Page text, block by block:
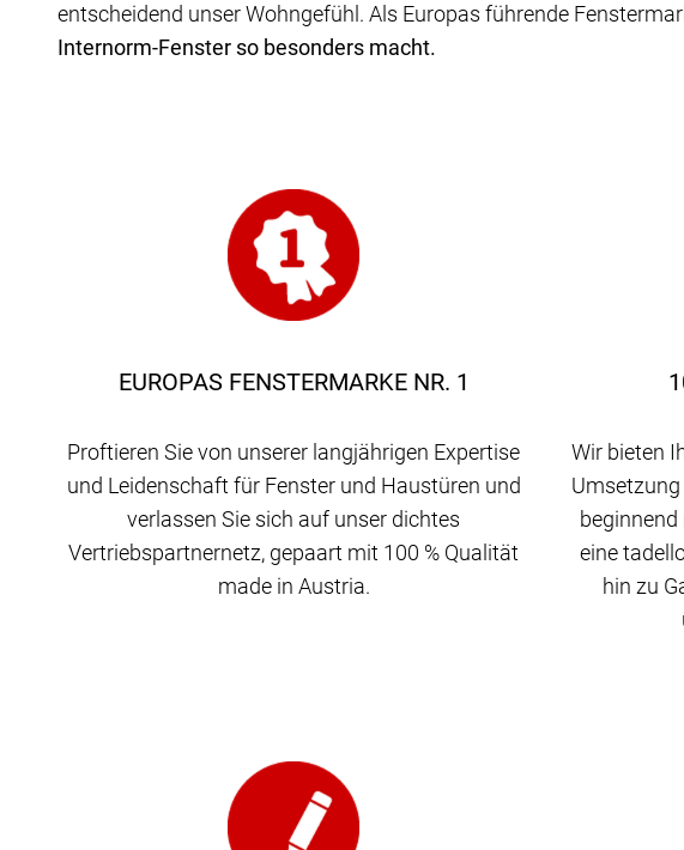
entscheidend unser Wohngefühl. Als Europas führende
Internorm-Fenster so besonders macht.
EUROPAS FENSTERMARKE NR. 1
Proftieren Sie von unserer langjährigen Expertise
und Leidenschaft für Fenster und Haustüren und
verlassen Sie sich auf unser dichtes
Vertriebspartnernetz, gepaart mit 100 % Qualität
made in Austria.
Wir bieten
eine
hin zu